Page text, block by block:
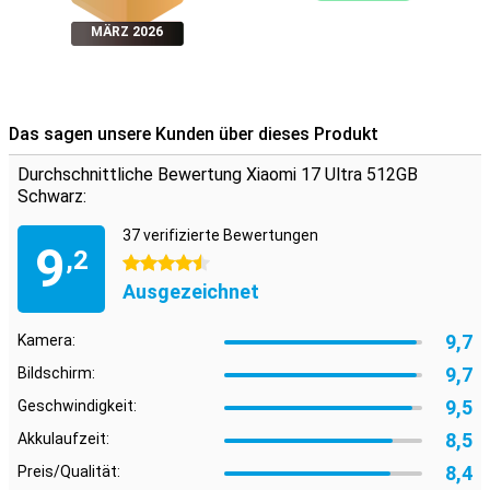
KI-Funktionen und intelligente Software
Xiaomi HyperOS läuft schnell und stabil. HyperOS ist Xiaomis
Speech Recognition und AI Dynamic Wallpaper. So können Sie zum
Beispiel im Handumdrehen einen Text verfassen. Sie werden auch
schöne, dynamische Hintergründe genießen, die von AI generiert
werden.
MÄRZ 2026
Das sagen unsere Kunden über dieses Produkt
Durchschnittliche Bewertung Xiaomi 17 Ultra 512GB
Schwarz:
9,2
37 verifizierte Bewertungen
4.5 Sterne
Ausgezeichnet
Kamera: 9,7
Bildschirm: 9,7
Geschwindigkeit: 9,5
Akkulaufzeit: 8,5
Preis/Qualität: 8,4